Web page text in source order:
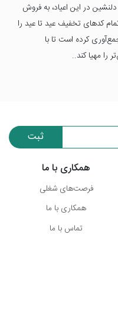
در این اعیاد، به فروش
کدهای تخفیف عید تا عید را
کرده است تا با
را مهیا کند..
ثبت
همکاری با ما
فرصت‌های شغلی
همکاری با ما
تماس با ما